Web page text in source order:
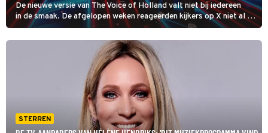
De nieuwe versie van The Voice of Holland valt niet bij iedereen
in de smaak. De afgelopen weken reageerden kijkers op X niet al te
positief op de zangkwaliteiten en op de chemie in de jury. Edson
da Graça presenteert deze editie voor het eerst en reageert op de
STERREN